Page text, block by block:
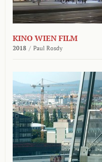
KINO WIEN FILM
2018 / Paul Rosdy